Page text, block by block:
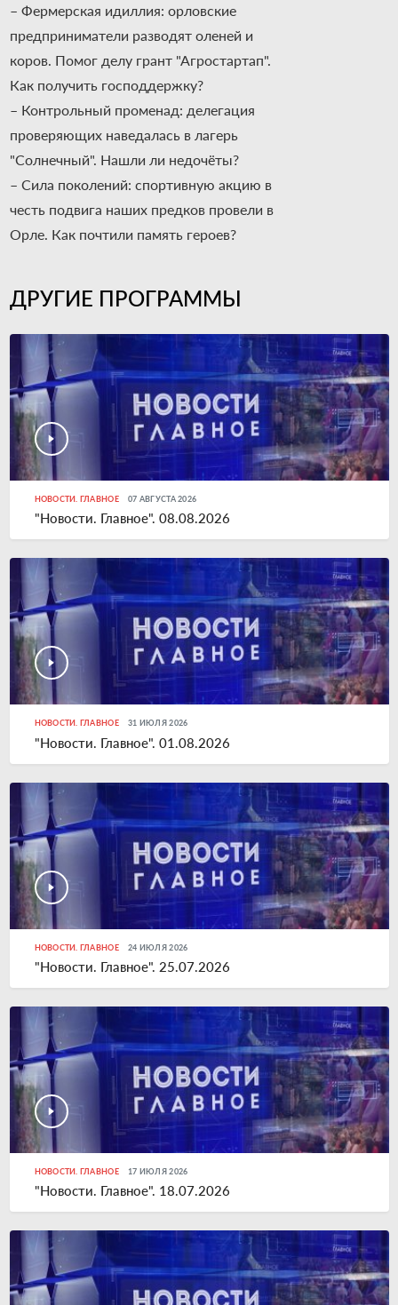
– Фермерская идиллия: орловские
предприниматели разводят оленей и
коров. Помог делу грант "Агростартап".
Как получить господдержку?
– Контрольный променад: делегация
проверяющих наведалась в лагерь
"Солнечный". Нашли ли недочёты?
– Сила поколений: спортивную акцию в
честь подвига наших предков провели в
Орле. Как почтили память героев?
ДРУГИЕ ПРОГРАММЫ
НОВОСТИ. ГЛАВНОЕ 07 АВГУСТА 2026
"Новости. Главное". 08.08.2026
НОВОСТИ. ГЛАВНОЕ 31 ИЮЛЯ 2026
"Новости. Главное". 01.08.2026
НОВОСТИ. ГЛАВНОЕ 24 ИЮЛЯ 2026
"Новости. Главное". 25.07.2026
НОВОСТИ. ГЛАВНОЕ 17 ИЮЛЯ 2026
"Новости. Главное". 18.07.2026